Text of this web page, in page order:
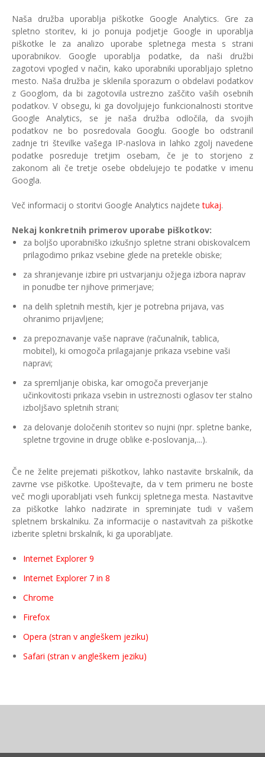
Naša družba uporablja piškotke Google Analytics. Gre za
spletno storitev, ki jo ponuja podjetje Google in uporablja
piškotke le za analizo uporabe spletnega mesta s strani
uporabnikov. Google uporablja podatke, da naši družbi
zagotovi vpogled v način, kako uporabniki uporabljajo spletno
mesto. Naša družba je sklenila sporazum o obdelavi podatkov
z Googlom, da bi zagotovila ustrezno zaščito vaših osebnih
podatkov. V obsegu, ki ga dovoljujejo funkcionalnosti storitve
Google Analytics, se je naša družba odločila, da svojih
podatkov ne bo posredovala Googlu. Google bo odstranil
zadnje tri številke vašega IP-naslova in lahko zgolj navedene
podatke posreduje tretjim osebam, če je to storjeno z
zakonom ali če tretje osebe obdelujejo te podatke v imenu
Googla.
Več informacij o storitvi Google Analytics najdetetukaj.
Nekaj konkretnih primerov uporabe piškotkov:
za boljšo uporabniško izkušnjo spletne strani obiskovalcem
prilagodimo prikaz vsebine glede na pretekle obiske;
za shranjevanje izbire pri ustvarjanju ožjega izbora naprav
in ponudbe ter njihove primerjave;
na delih spletnih mestih, kjer je potrebna prijava, vas
ohranimo prijavljene;
za prepoznavanje vaše naprave (računalnik, tablica,
mobitel), ki omogoča prilagajanje prikaza vsebine vaši
napravi;
za spremljanje obiska, kar omogoča preverjanje
učinkovitosti prikaza vsebin in ustreznosti oglasov ter stalno
izboljšavo spletnih strani;
za delovanje določenih storitev so nujni (npr. spletne banke,
spletne trgovine in druge oblike e-poslovanja,...).
Če ne želite prejemati piškotkov, lahko nastavite brskalnik, da
zavrne vse piškotke. Upoštevajte, da v tem primeru ne boste
več mogli uporabljati vseh funkcij spletnega mesta. Nastavitve
za piškotke lahko nadzirate in spreminjate tudi v vašem
spletnem brskalniku. Za informacije o nastavitvah za piškotke
izberite spletni brskalnik, ki ga uporabljate.
Internet Explorer 9
Internet Explorer 7 in 8
Chrome
Firefox
Opera (stran v angleškem jeziku)
Safari (stran v angleškem jeziku)